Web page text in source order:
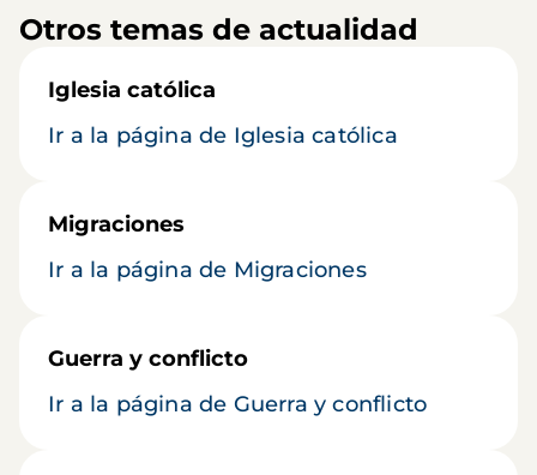
Otros temas de actualidad
Iglesia católica
Ir a la página de Iglesia católica
Migraciones
Ir a la página de Migraciones
Guerra y conflicto
Ir a la página de Guerra y conflicto